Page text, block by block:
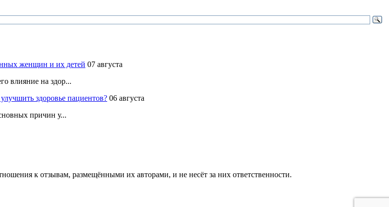
женщин и их детей 07 августа
влияние на здор...
здоровье пациентов? 06 августа
причин у...
к отзывам, размещёнными их авторами, и не несёт за них ответственности.